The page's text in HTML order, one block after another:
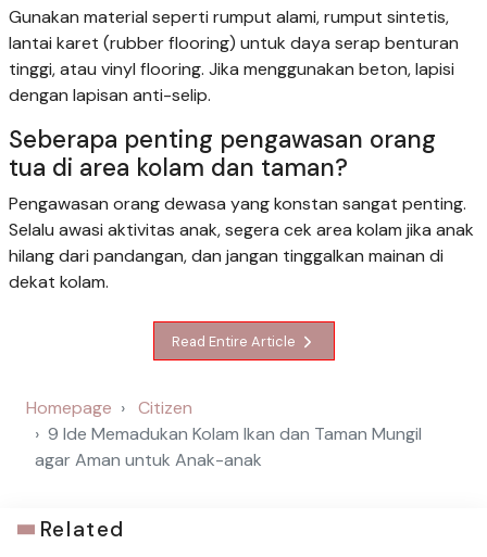
Gunakan material seperti rumput alami, rumput sintetis,
lantai karet (rubber flooring) untuk daya serap benturan
tinggi, atau vinyl flooring. Jika menggunakan beton, lapisi
dengan lapisan anti-selip.
Seberapa penting pengawasan orang
tua di area kolam dan taman?
Pengawasan orang dewasa yang konstan sangat penting.
Selalu awasi aktivitas anak, segera cek area kolam jika anak
hilang dari pandangan, dan jangan tinggalkan mainan di
dekat kolam.
Read Entire Article
Homepage
Citizen
9 Ide Memadukan Kolam Ikan dan Taman Mungil
agar Aman untuk Anak-anak
Related